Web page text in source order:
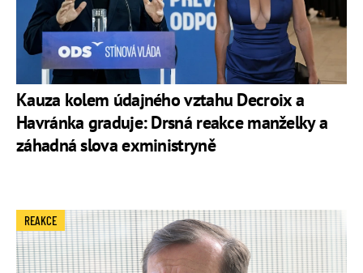
Kauza kolem údajného vztahu Decroix a
Havránka graduje: Drsná reakce manželky a
záhadná slova exministryně
REAKCE